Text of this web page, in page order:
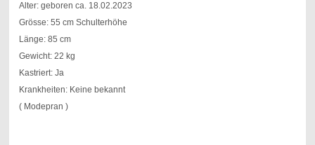
Alter: geboren ca. 18.02.2023
Grösse: 55 cm Schulterhöhe
Länge: 85 cm
Gewicht: 22 kg
Kastriert: Ja
Krankheiten: Keine bekannt
( Modepran )